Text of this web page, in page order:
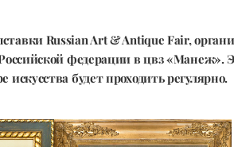
Russian Art & Antique Fair,
федерации в цвз «Манеж».
будет проходить регулярно.